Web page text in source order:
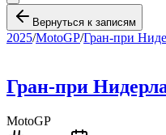
Вернуться к записям
2025/MotoGP/Гран-при
Гран-при
MotoGP